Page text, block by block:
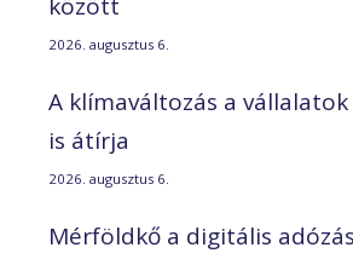
2026. augusztus 6.
A klímaváltozás a
is átírja
2026. augusztus 6.
Mérföldkő a digitális